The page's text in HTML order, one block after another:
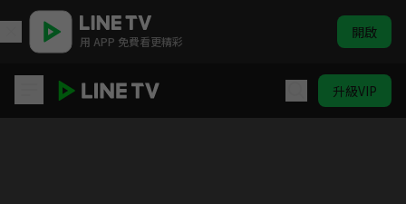
用 APP 免費看更精彩 開啟
升級VIP